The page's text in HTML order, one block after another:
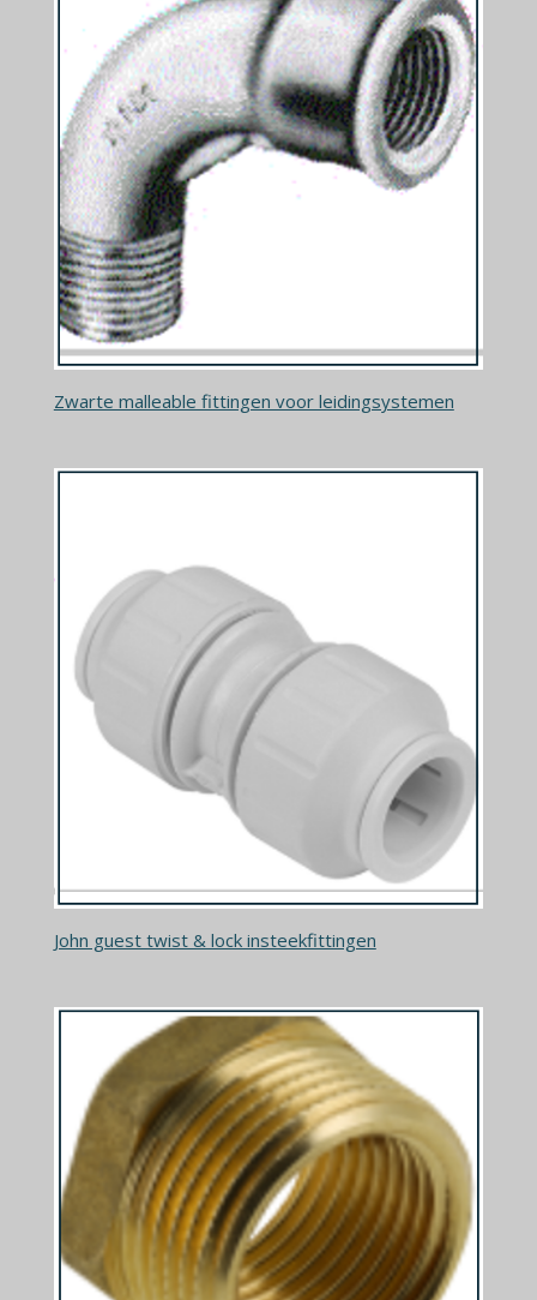
Zwarte malleable fittingen voor leidingsystemen
John guest twist & lock insteekfittingen